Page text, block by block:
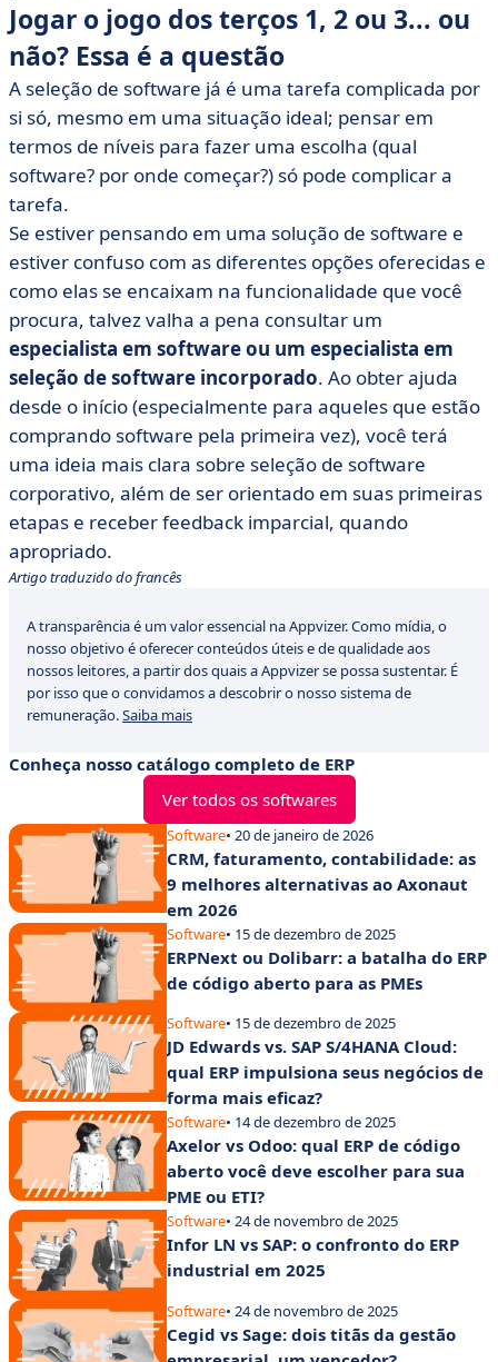
Jogar o jogo dos terços 1, 2 ou 3... ou
não? Essa é a questão
A seleção de software já é uma tarefa complicada por
si só, mesmo em uma situação ideal; pensar em
termos de níveis para fazer uma escolha (qual
software? por onde começar?) só pode complicar a
tarefa.
Se estiver pensando em uma solução de software e
estiver confuso com as diferentes opções oferecidas e
como elas se encaixam na funcionalidade que você
procura, talvez valha a pena consultar um
especialista em software ou um especialista em
seleção de software incorporado. Ao obter ajuda
desde o início (especialmente para aqueles que estão
comprando software pela primeira vez), você terá
uma ideia mais clara sobre seleção de software
corporativo, além de ser orientado em suas primeiras
etapas e receber feedback imparcial, quando
apropriado.
Artigo traduzido do francês
A transparência é um valor essencial na Appvizer. Como mídia, o
nosso objetivo é oferecer conteúdos úteis e de qualidade aos
nossos leitores, a partir dos quais a Appvizer se possa sustentar. É
por isso que o convidamos a descobrir o nosso sistema de
remuneração.Saiba mais
Conheça nosso catálogo completo de ERP
Ver todos os softwares
Software• 20 de janeiro de 2026
CRM, faturamento, contabilidade: as
9 melhores alternativas ao Axonaut
em 2026
Software• 15 de dezembro de 2025
ERPNext ou Dolibarr: a batalha do ERP
de código aberto para as PMEs
Software• 15 de dezembro de 2025
JD Edwards vs. SAP S/4HANA Cloud:
qual ERP impulsiona seus negócios de
forma mais eficaz?
Software• 14 de dezembro de 2025
Axelor vs Odoo: qual ERP de código
aberto você deve escolher para sua
PME ou ETI?
Software• 24 de novembro de 2025
Infor LN vs SAP: o confronto do ERP
industrial em 2025
Software• 24 de novembro de 2025
Cegid vs Sage: dois titãs da gestão